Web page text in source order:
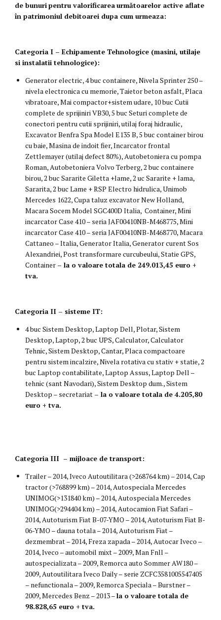
de bunuripentru valorificareaurmătoarelor active aflate
în patrimoniul debitoarei dupa cum urmeaza:
Categoria I – Echipamente Tehnologice (masini, utilaje
si instalatii tehnologice):
Generator electric, 4 buc containere, Nivela Sprinter 250 –
nivela electronica cu memorie, Taietor beton asfalt, Placa
vibratoare, Mai compactor+sistem udare, 10 buc Cutii
complete de sprijiniri VB30, 5 buc Seturi complete de
conectori pentru cutii sprijiniri, utilaj foraj hidraulic,
Excavator Benfra Spa Model E135 B, 5 buc container birou
cu baie, Masina de indoit fier, Incarcator frontal
Zettlemayer (utilaj defect 80%), Autobetoniera cu pompa
Roman, Autobetoniera Volvo Terberg, 2 buc containere
birou, 2 buc Sararite Giletta +lame, 2 uc Sararite + lama,
Sararita, 2 buc Lame + RSP Electro hidrulica, Unimob
Mercedes 1622, Cupa taluz excavator New Holland,
Macara Socem Model SGC400D Italia, Container, Mini
incarcator Case 410 – seria JAF00410NB-M468775, Mini
incarcator Case 410 – seria JAF00410NB-M468770, Macara
Cattaneo – Italia, Generator Italia, Generator curent Sos
Alexandriei, Post transformare curcubeului, Statie GPS,
Container – la o valoare totala de 249.013,45 euro +
tva.
Categoria II – sisteme IT:
4 buc Sistem Desktop, Laptop Dell, Plotar, Sistem
Desktop, Laptop, 2 buc UPS, Calculator, Calculator
Tehnic, Sistem Desktop, Cantar, Placa compactoare
pentru sistem incalzire, Nivela rotativa cu stativ + statie, 2
buc Laptop contabilitate, Laptop Assus, Laptop Dell –
tehnic (sant Navodari), Sistem Desktop dum., Sistem
Desktop – secretariat – la o valoare totala de 4.205,80
euro + tva.
Categoria III – mijloace de transport:
Trailer – 2014, Iveco Autoutilitara (>268764 km) – 2014, Cap
tractor (>768899 km) – 2014, Autospeciala Mercedes
UNIMOG(>131840 km) – 2014, Autospeciala Mercedes
UNIMOG(>294404 km) – 2014, Autocamion Fiat Safari –
2014, Autoturism Fiat B-07-YMO – 2014, Autoturism Fiat B-
06-YMO – dauna totala – 2014, Autoturism Fiat –
dezmembrat – 2014, Freza zapada – 2014, Autocar Iveco –
2014, Iveco – automobil mixt – 2009, Man Fnll –
autospecializata – 2009, Remorca auto Sommer AW180 –
2009, Autoutilitara Iveco Daily – serie ZCFC3581005547405
– nefunctionala – 2009, Remorca Speciala – Burstner –
2009, Mercedes Benz – 2013 –la o valoare totala de
98.828,65 euro + tva.